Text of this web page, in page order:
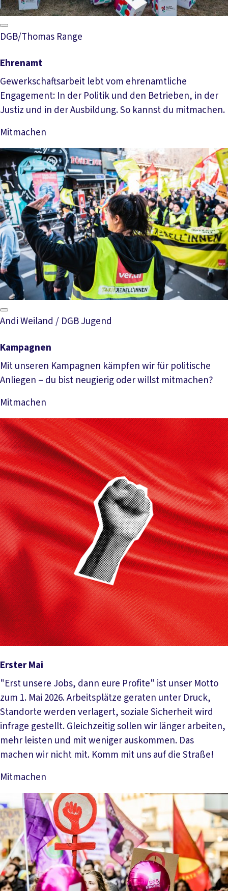
DGB/Thomas Range
Ehrenamt
Gewerkschaftsarbeit lebt vom ehrenamtliche
Engagement: In der Politik und den Betrieben, in der
Justiz und in der Ausbildung. So kannst du mitmachen.
Mitmachen
Mehr lesen
Andi Weiland / DGB Jugend
Kampagnen
Mit unseren Kampagnen kämpfen wir für politische
Anliegen – du bist neugierig oder willst mitmachen?
Mitmachen
Mehr lesen
Erster Mai
"Erst unsere Jobs, dann eure Profite" ist unser Motto
zum 1. Mai 2026. Arbeitsplätze geraten unter Druck,
Standorte werden verlagert, soziale Sicherheit wird
infrage gestellt. Gleichzeitig sollen wir länger arbeiten,
mehr leisten und mit weniger auskommen. Das
machen wir nicht mit. Komm mit uns auf die Straße!
Mitmachen
Mehr lesen